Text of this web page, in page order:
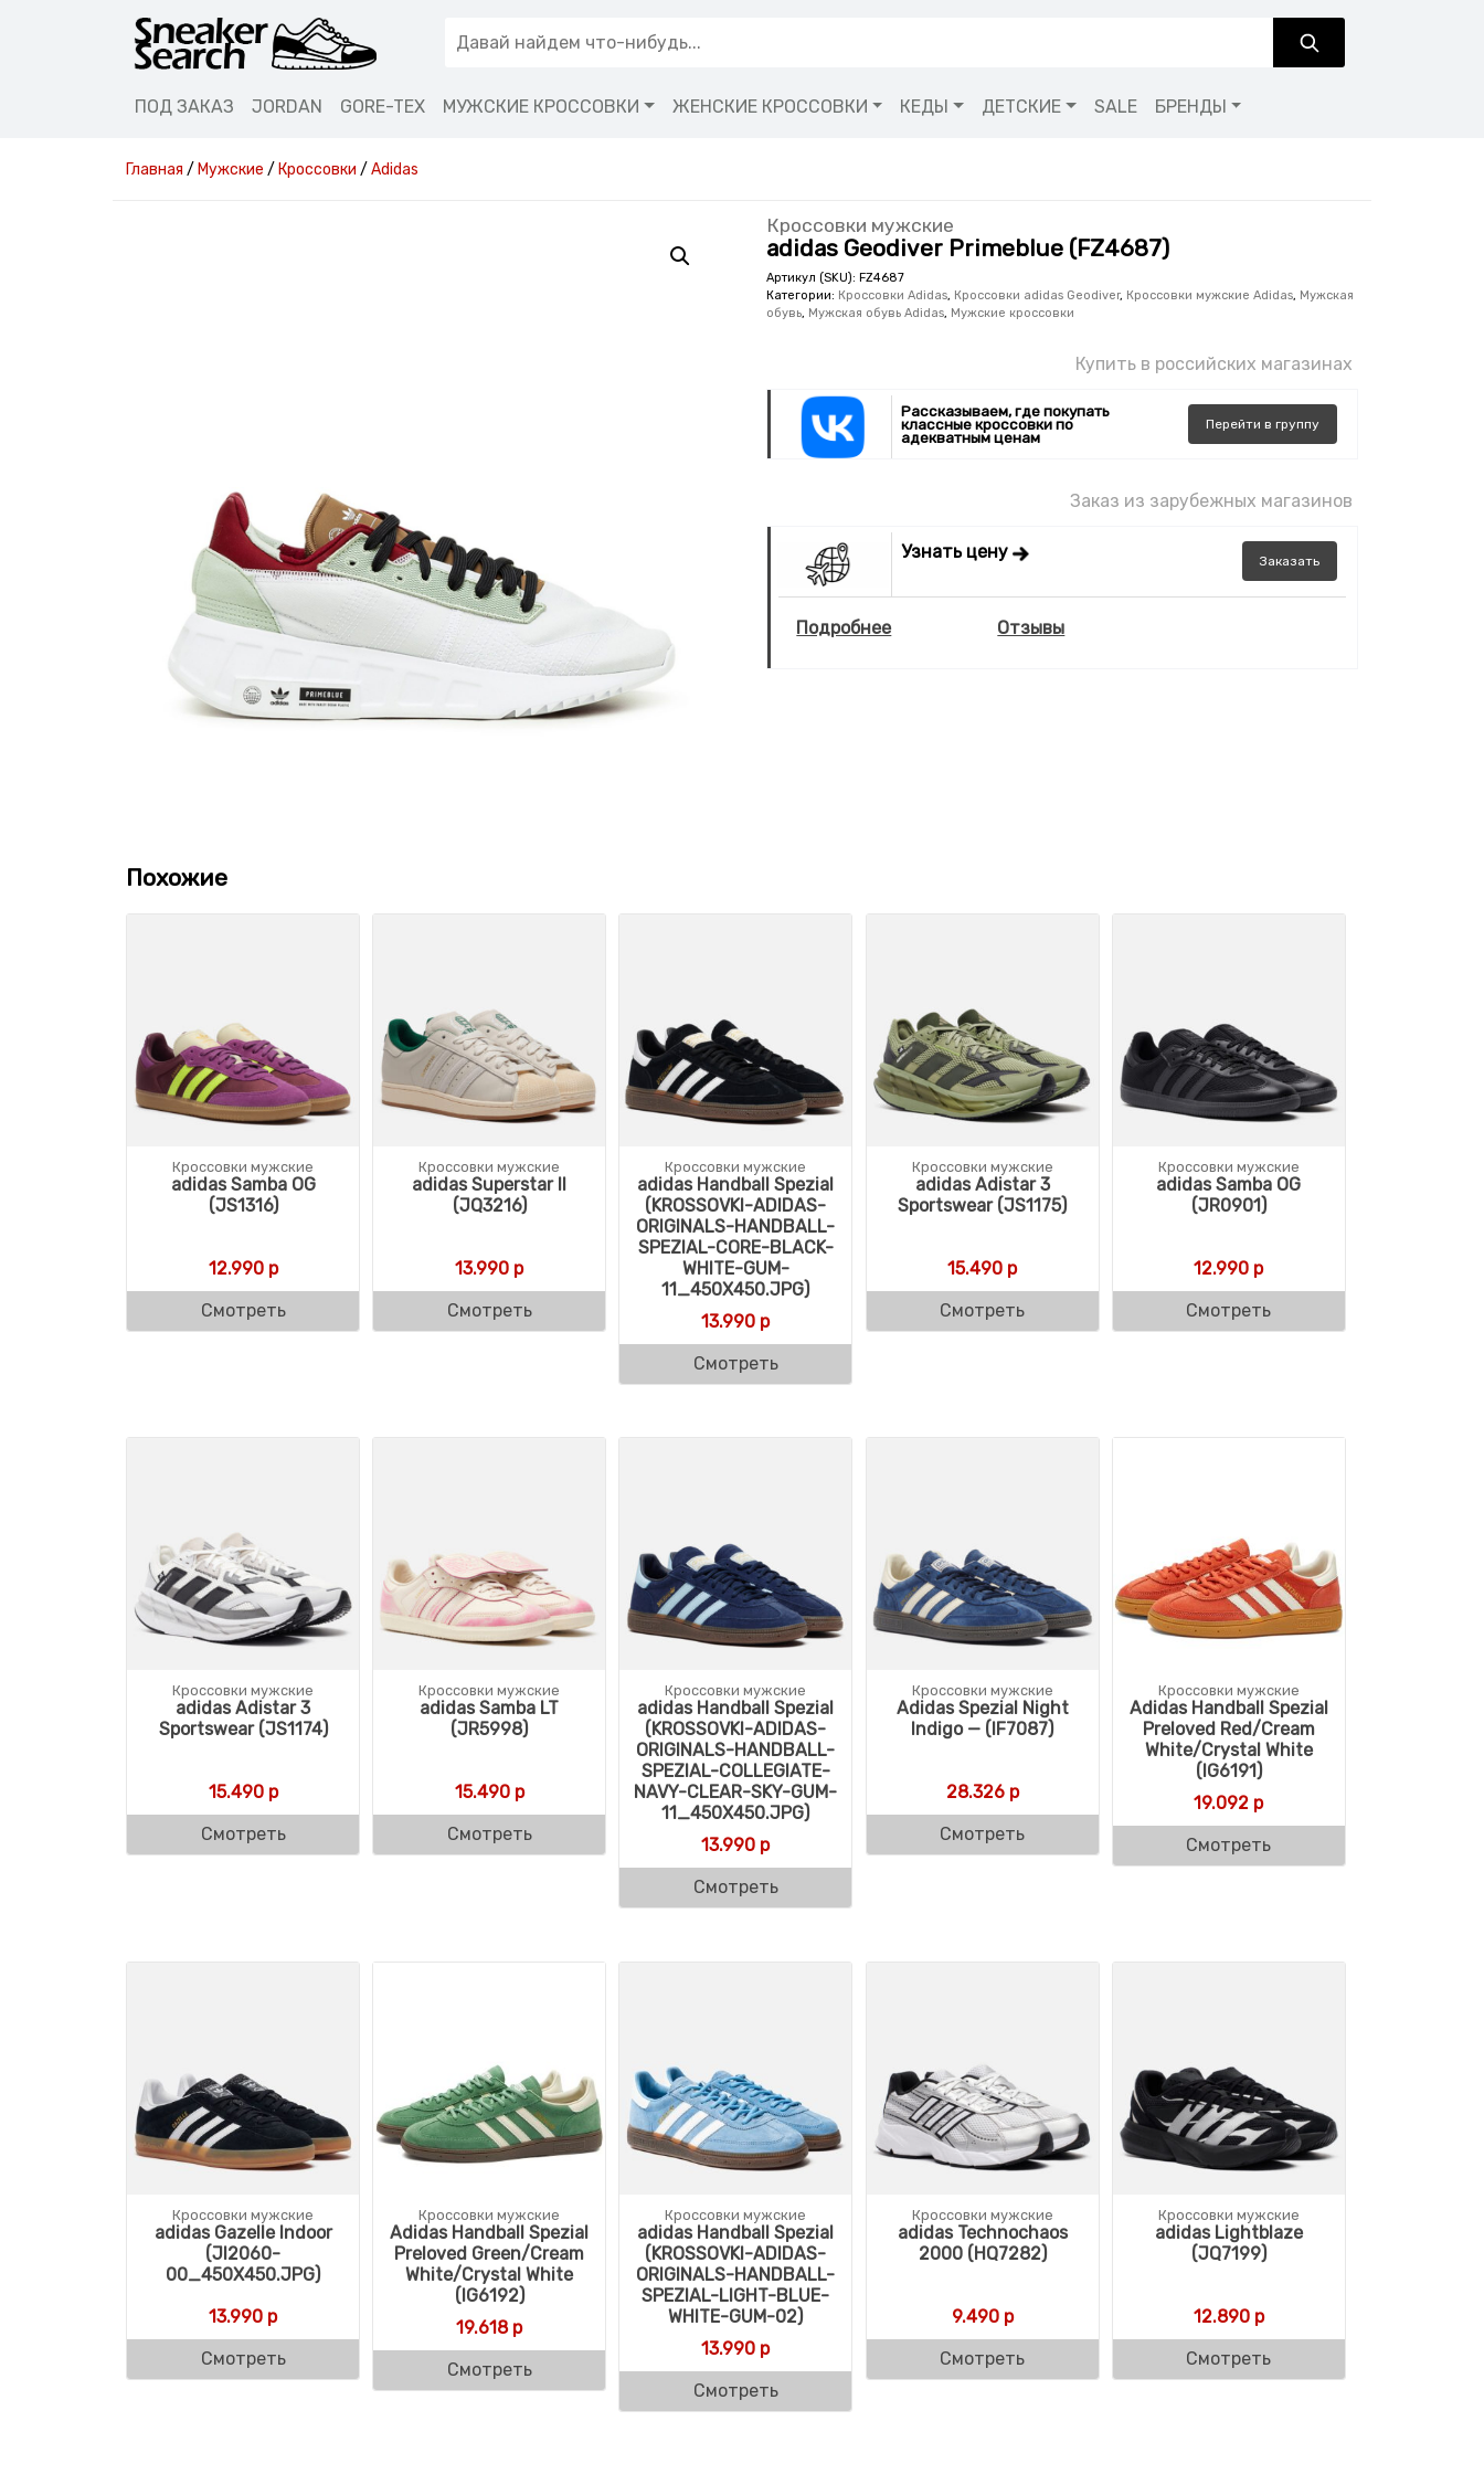
ПОД ЗАКАЗ JORDAN GORE-TEX МУЖСКИЕ КРОССОВКИ ЖЕНСКИЕ КРОССОВКИ КЕДЫ ДЕТСКИЕ SALE БРЕНДЫ
Главная / Мужские / Кроссовки / Adidas
Кроссовки мужские
adidas Geodiver Primeblue (FZ4687)
Артикул (SKU):FZ4687
Категории: Кроссовки Adidas, Кроссовки adidas Geodiver, Кроссовки мужские Adidas, Мужская
обувь, Мужская обувь Adidas, Мужские кроссовки
Купить в российских магазинах
Рассказываем, где покупать
классные кроссовки по
адекватным ценам
Перейти в группу
Заказ из зарубежных магазинов
Узнать цену Заказать
Подробнее Отзывы
Похожие
Кроссовки мужские
adidas Samba OG
(JS1316)
12.990р
Смотреть
Кроссовки мужские
adidas Superstar II
(JQ3216)
13.990 р
Смотреть
Кроссовки мужские
adidas Handball Spezial
(KROSSOVKI-ADIDAS-
ORIGINALS-HANDBALL-
SPEZIAL-CORE-BLACK-
WHITE-GUM-
11_450X450.JPG)
13.990 р
Смотреть
Кроссовки мужские
adidas Adistar 3
Sportswear (JS1175)
15.490 р
Смотреть
Кроссовки мужские
adidas Samba OG
(JR0901)
12.990 р
Смотреть
Кроссовки мужские
adidas Adistar 3
Sportswear (JS1174)
15.490р
Смотреть
Кроссовки мужские
adidas Samba LT
(JR5998)
15.490р
Смотреть
Кроссовки мужские
adidas Handball Spezial
(KROSSOVKI-ADIDAS-
ORIGINALS-HANDBALL-
SPEZIAL-COLLEGIATE-
NAVY-CLEAR-SKY-GUM-
11_450X450.JPG)
13.990 р
Смотреть
Кроссовки мужские
Adidas Spezial Night
Indigo — (IF7087)
28.326р
Смотреть
Кроссовки мужские
Adidas Handball Spezial
Preloved Red/Cream
White/Crystal White
(IG6191)
19.092 р
Смотреть
Кроссовки мужские
adidas Gazelle Indoor
(JI2060-
00_450X450.JPG)
13.990 р
Смотреть
Кроссовки мужские
Adidas Handball Spezial
Preloved Green/Cream
White/Crystal White
(IG6192)
19.618р
Смотреть
Кроссовки мужские
adidas Handball Spezial
(KROSSOVKI-ADIDAS-
ORIGINALS-HANDBALL-
SPEZIAL-LIGHT-BLUE-
WHITE-GUM-02)
13.990 р
Смотреть
Кроссовки мужские
adidas Technochaos
2000 (HQ7282)
9.490р
Смотреть
Кроссовки мужские
adidas Lightblaze
(JQ7199)
12.890р
Смотреть